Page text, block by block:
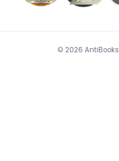
© 2026